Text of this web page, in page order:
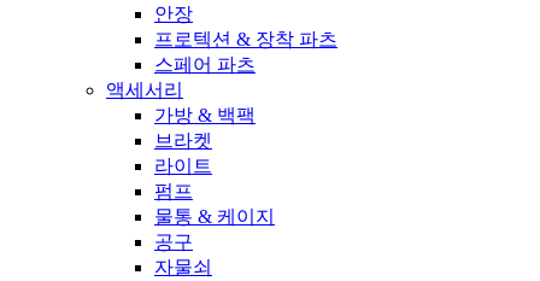
안장
프로텍션 & 장착 파츠
스페어 파츠
액세서리
가방 & 백팩
브라켓
라이트
펌프
물통 & 케이지
공구
자물쇠